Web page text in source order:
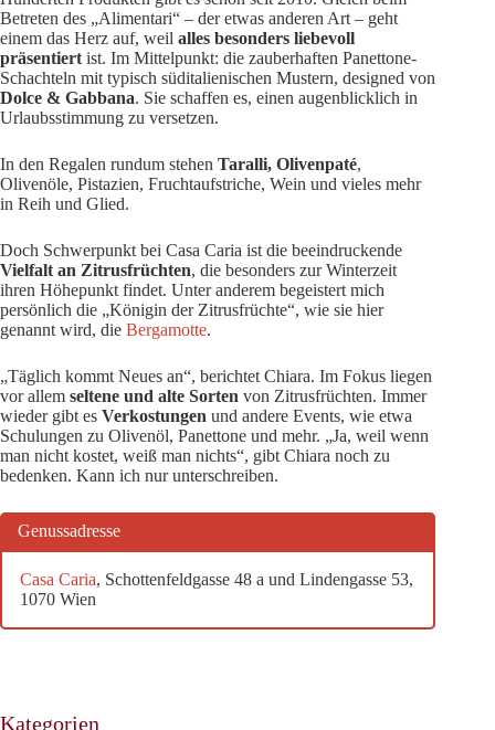
Betreten des „Alimentari“ – der etwas anderen Art – geht
einem das Herz auf, weil alles besonders liebevoll
präsentiert ist. Im Mittelpunkt: die zauberhaften Panettone-
Schachteln mit typisch süditalienischen Mustern, designed von
Dolce & Gabbana. Sie schaffen es, einen augenblicklich in
Urlaubsstimmung zu versetzen.
In den Regalen rundum stehen Taralli, Olivenpaté,
Olivenöle, Pistazien, Fruchtaufstriche, Wein und vieles mehr
in Reih und Glied.
Doch Schwerpunkt bei Casa Caria ist die beeindruckende
Vielfalt an Zitrusfrüchten, die besonders zur Winterzeit
ihren Höhepunkt findet. Unter anderem begeistert mich
persönlich die „Königin der Zitrusfrüchte“, wie sie hier
genannt wird, die Bergamotte.
„Täglich kommt Neues an“, berichtet Chiara. Im Fokus liegen
vor allem seltene und alte Sorten von Zitrusfrüchten. Immer
wieder gibt es Verkostungen und andere Events, wie etwa
Schulungen zu Olivenöl, Panettone und mehr. „Ja, weil wenn
man nicht kostet, weiß man nichts“, gibt Chiara noch zu
bedenken. Kann ich nur unterschreiben.
Genussadresse
Casa Caria, Schottenfeldgasse 48 a und Lindengasse 53,
1070 Wien
Kategorien